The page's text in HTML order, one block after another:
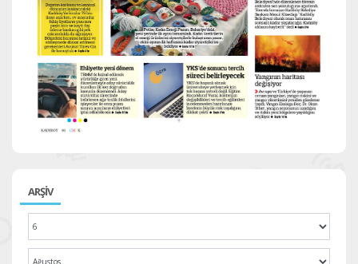
ARŞİV